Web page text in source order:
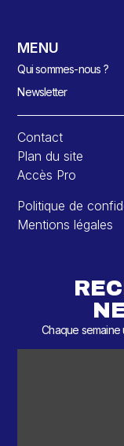
MENU
Qui sommes-nous ?
Newsletter
Contact
Plan du site
Accès Pro
Politique de
Mentions légales
Chaque semaine